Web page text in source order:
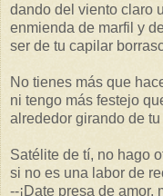
dando del viento claro
enmienda de marfil y
ser de tu capilar
No tienes más que
ni tengo más festejo
alrededor girando de tu
Satélite de tí, no hago
si no es una labor de
--¡Date presa de amor,